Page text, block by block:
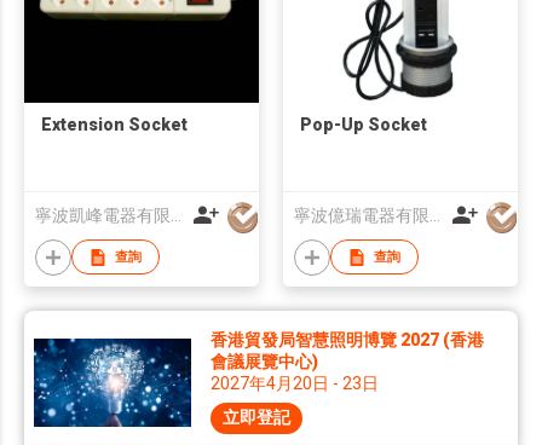
Extension Socket
寧波凱峰電器有限公司
查詢
Pop-Up Socket
寧波億瑞電器有限公司
查詢
香港貿發局智慧照明博覽 2027 (香港
會議展覽中心)
2027年4月20日 - 23日
立即登記